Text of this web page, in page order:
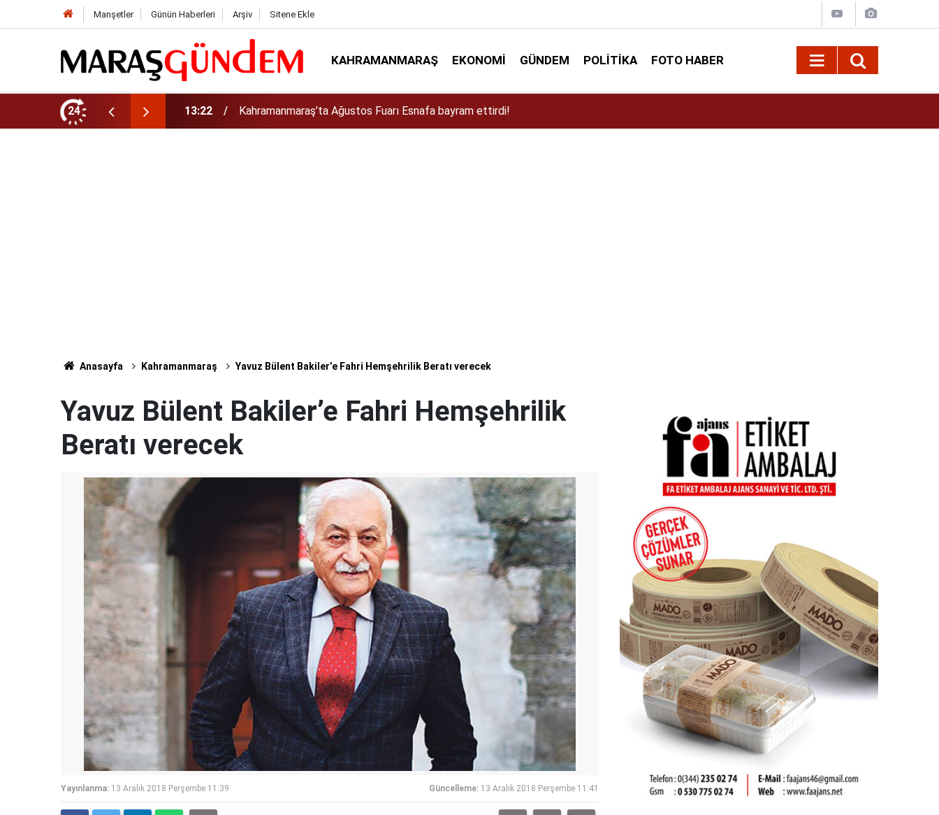
Manşetler Günün Haberleri Arşiv Sitene Ekle
KAHRAMANMARAŞ EKONOMI GÜNDEM POLITIKA FOTO HABER
24 13:17 Kahramanmaraş’ta Dulkadiroğlu Kırsalına 45 Milyonluk Yol Yatırımı!
Anasayfa Kahramanmaraş Yavuz Bülent Bakiler’e Fahri Hemşehrilik Beratı verecek
Yavuz Bülent Bakiler’e Fahri Hemşehrilik
Beratı verecek
Yayınlanma: 13 Aralık 2018 Perşembe 11:39 Güncelleme: 13 Aralık 2018 Perşembe 11:41